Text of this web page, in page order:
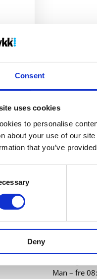
Consent
uses cookies
to personalise
about your use of our
that you’ve
Deny
fra
Man – fre